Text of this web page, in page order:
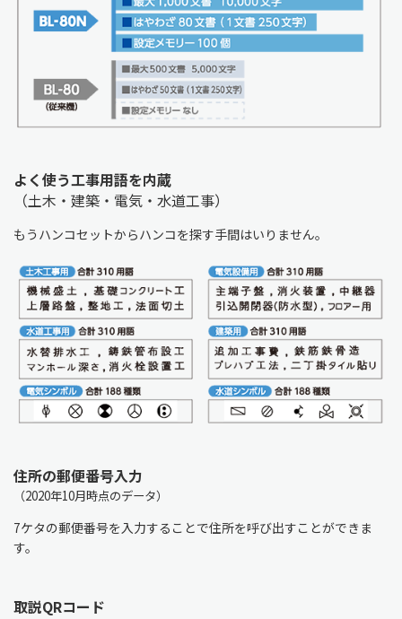
よく使う工事用語を内蔵
（土木・建築・電気・水道工事）
もうハンコセットからハンコを探す手間はいりません。
住所の郵便番号入力
（2020年10月時点のデータ）
7ケタの郵便番号を入力することで住所を呼び出すことができま
す。
取説QRコード